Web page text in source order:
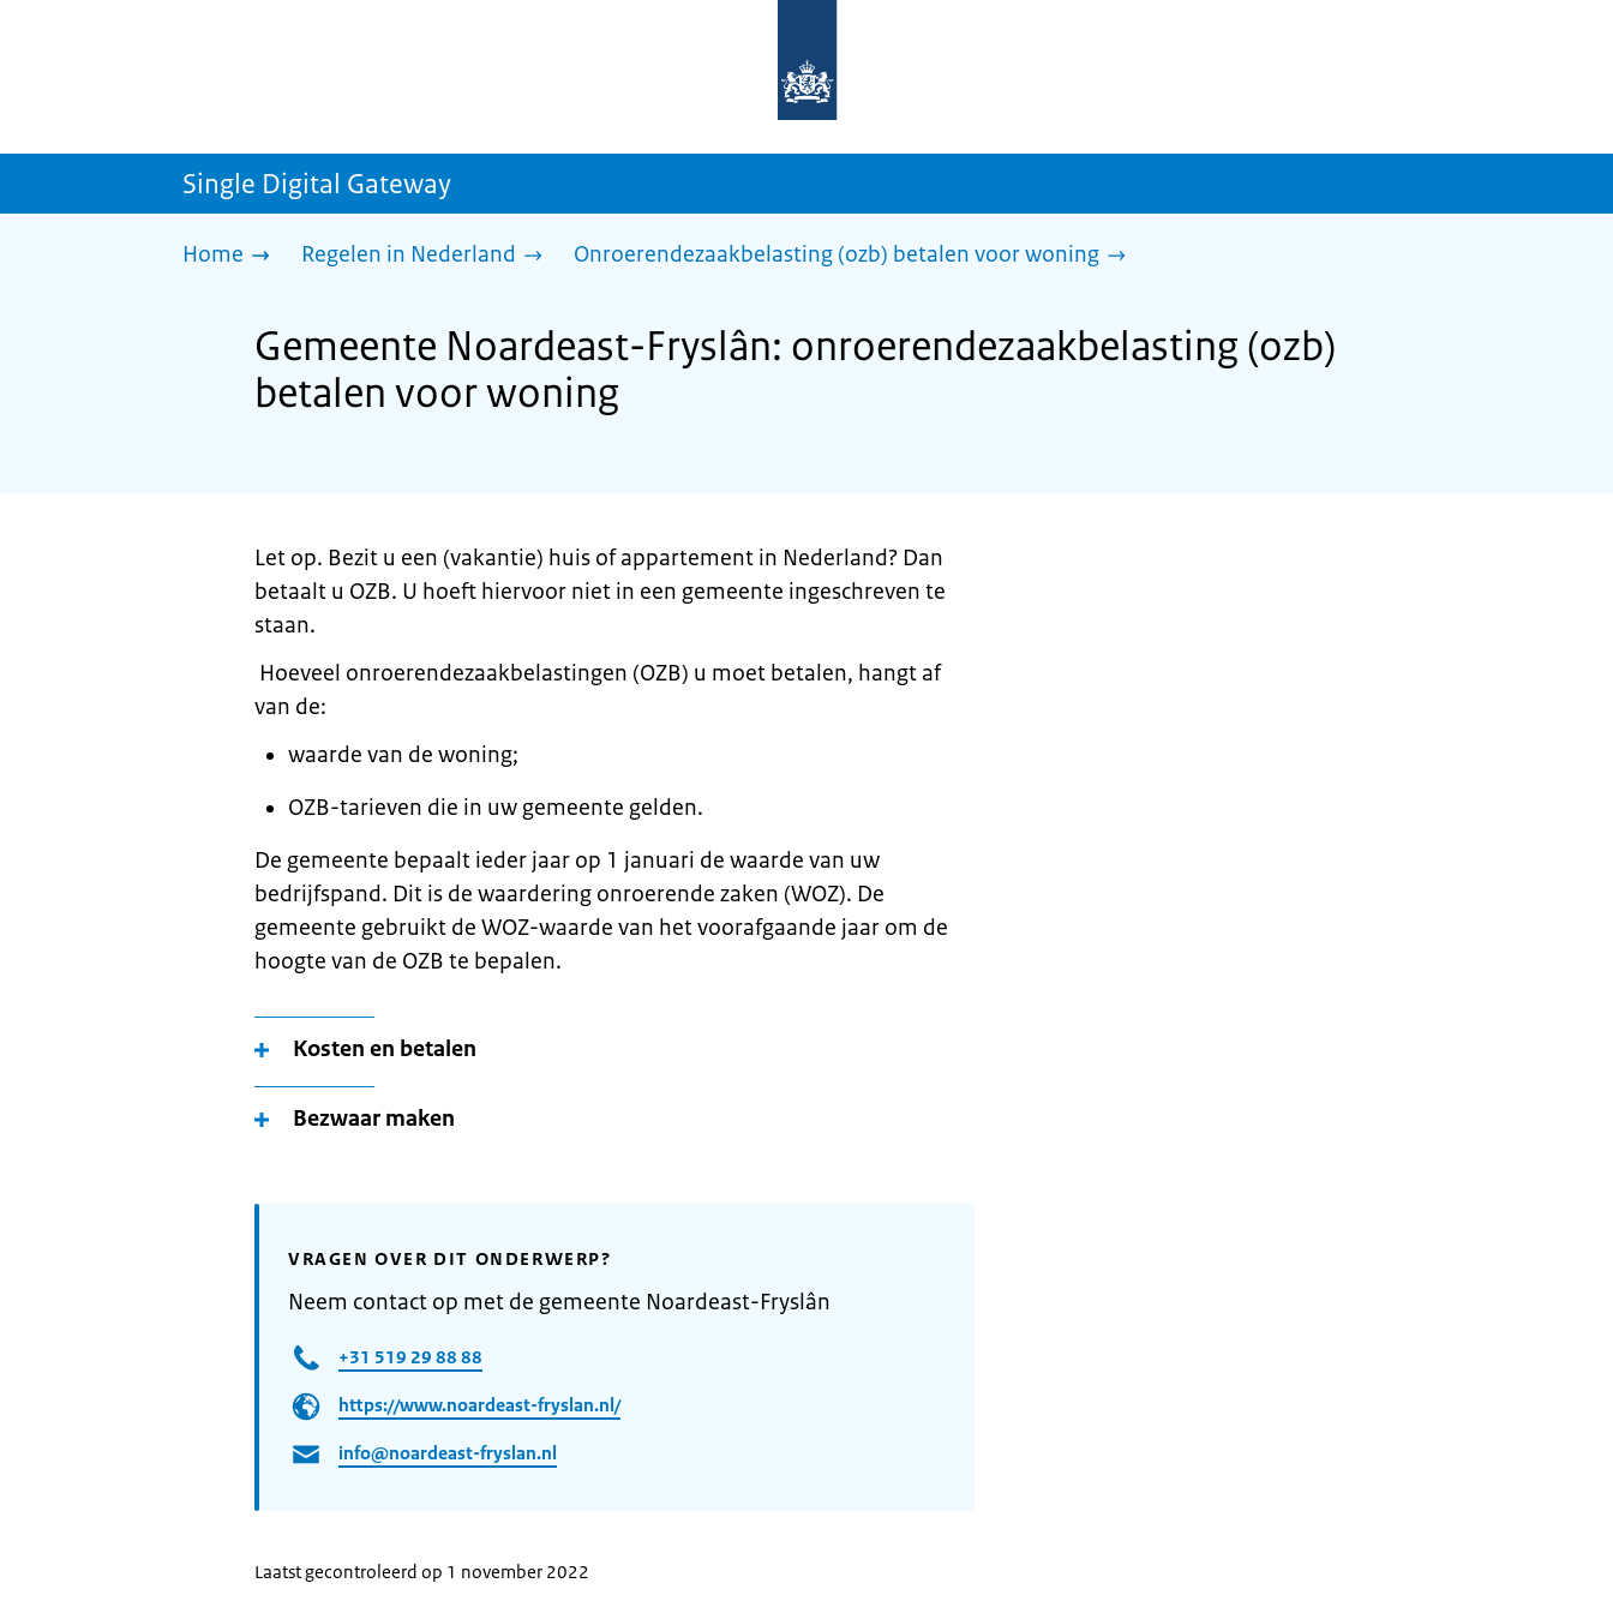
homepage
sdg.rijksoverheid.nl
Single Digital Gateway
Home Regelen in Nederland Onroerendezaakbelasting (ozb) betalen voor woning
Gemeente Noardeast-Fryslân: onroerendezaakbelasting (ozb)
betalen voor woning
Let op. Bezit u een (vakantie) huis of appartement in Nederland? Dan
betaalt u OZB. U hoeft hiervoor niet in een gemeente ingeschreven te
staan.
Hoeveel onroerendezaakbelastingen (OZB) u moet betalen, hangt af
van de:
waarde van de woning;
OZB-tarieven die in uw gemeente gelden.
De gemeente bepaalt ieder jaar op 1 januari de waarde van uw
bedrijfspand. Dit is de waardering onroerende zaken (WOZ). De
gemeente gebruikt de WOZ-waarde van het voorafgaande jaar om de
hoogte van de OZB te bepalen.
Kosten en betalen
Bezwaar maken
VRAGEN OVER DIT ONDERWERP?
Neem contact op met de gemeente Noardeast-Fryslân
+31 519 29 88 88
https://www.noardeast-fryslan.nl/
info@noardeast-fryslan.nl
Laatst gecontroleerd op 1 november 2022